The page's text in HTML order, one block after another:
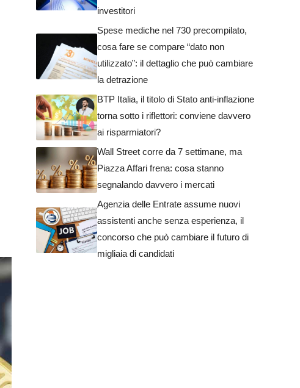
investitori
Spese mediche nel 730 precompilato,
cosa fare se compare “dato non
utilizzato”: il dettaglio che può cambiare
la detrazione
BTP Italia, il titolo di Stato anti-inflazione
torna sotto i riflettori: conviene davvero
ai risparmiatori?
Wall Street corre da 7 settimane, ma
Piazza Affari frena: cosa stanno
segnalando davvero i mercati
Agenzia delle Entrate assume nuovi
assistenti anche senza esperienza, il
concorso che può cambiare il futuro di
migliaia di candidati